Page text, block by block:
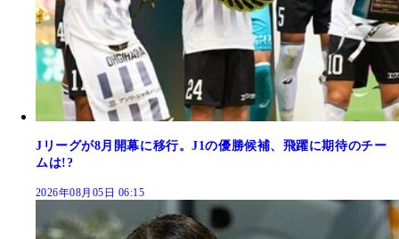
Jリーグが8月開幕に移行。J1の優勝候補、飛躍に期待のチー
ムは!?
2026年08月05日 06:15